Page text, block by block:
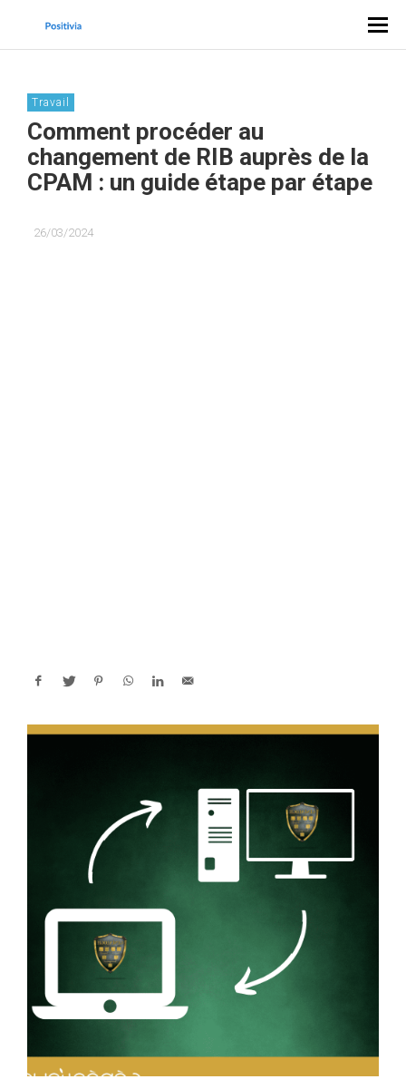
Travail
Comment procéder au
changement de RIB auprès de la
CPAM : un guide étape par étape
26/03/2024